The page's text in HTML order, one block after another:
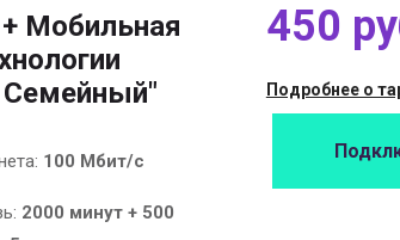
Мобильная
100 Мбит/с
2000 минут + 500
450
Подробнее о